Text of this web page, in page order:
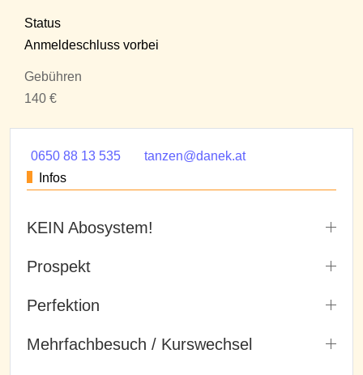
Status
Anmeldeschluss vorbei
Gebühren
140 €
0650 88 13 535
tanzen@danek.at
Infos
KEIN Abosystem!
Prospekt
Perfektion
Mehrfachbesuch / Kurswechsel